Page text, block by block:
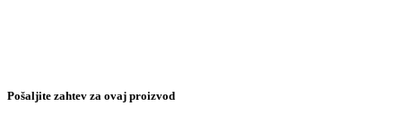
Pošaljite zahtev za ovaj proizvod